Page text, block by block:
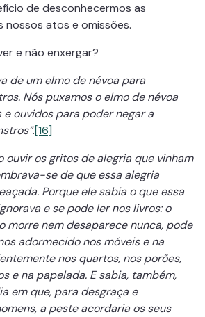
de desconhecermos as
nossos atos e omissões.
e não enxergar?
de um elmo de névoa para
Nós puxamos o elmo de névoa
e ouvidos para poder negar a
.[16]
ouvir os gritos de alegria que vinham
se de que essa alegria
Porque ele sabia o que essa
e se pode ler nos livros: o
morre nem desaparece nunca, pode
adormecido nos móveis e na
nos quartos, nos porões,
e na papelada. E sabia, também,
em que, para desgraça e
a peste acordaria os seus